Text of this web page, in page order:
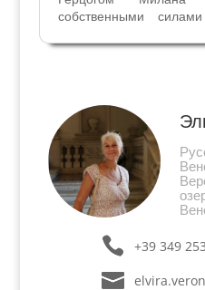
собственными
то, что он
+39 349